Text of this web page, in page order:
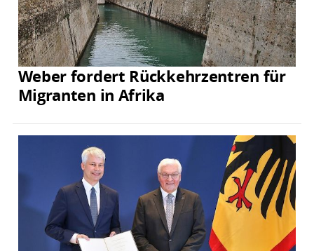
Weber fordert Rückkehrzentren für
Migranten in Afrika